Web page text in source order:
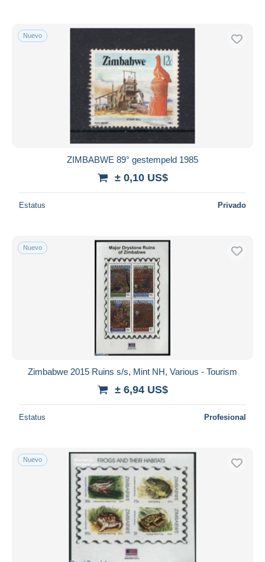
Nuevo
ZIMBABWE 89° gestempeld 1985
± 0,10 US$
Estatus Privado
Nuevo
Zimbabwe 2015 Ruins s/s, Mint NH, Various - Tourism
± 6,94 US$
Estatus Profesional
Nuevo